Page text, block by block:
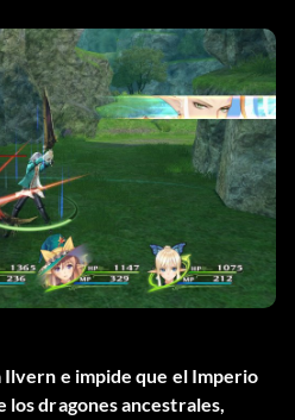
Ilvern e impide que el Imperio
los dragones ancestrales,